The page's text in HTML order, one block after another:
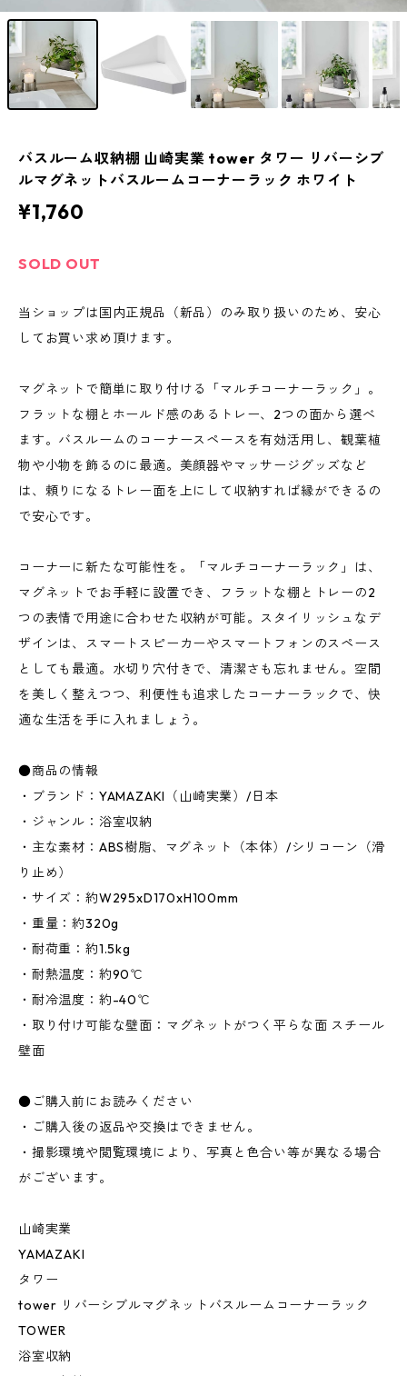
バスルーム収納棚 山崎実業 tower タワー リバーシブ
ルマグネットバスルームコーナーラック ホワイト
¥1,760
SOLD OUT
当ショップは国内正規品（新品）のみ取り扱いのため、安心
してお買い求め頂けます。
マグネットで簡単に取り付ける「マルチコーナーラック」。
フラットな棚とホールド感のあるトレー、2つの面から選べ
ます。バスルームのコーナースペースを有効活用し、観葉植
物や小物を飾るのに最適。美顔器やマッサージグッズなど
は、頼りになるトレー面を上にして収納すれば縁ができるの
で安心です。
コーナーに新たな可能性を。「マルチコーナーラック」は、
マグネットでお手軽に設置でき、フラットな棚とトレーの2
つの表情で用途に合わせた収納が可能。スタイリッシュなデ
ザインは、スマートスピーカーやスマートフォンのスペース
としても最適。水切り穴付きで、清潔さも忘れません。空間
を美しく整えつつ、利便性も追求したコーナーラックで、快
適な生活を手に入れましょう。
●商品の情報
・ブランド：YAMAZAKI（山崎実業）/日本
・ジャンル：浴室収納
・主な素材：ABS樹脂、マグネット（本体）/シリコーン（滑
り止め）
・サイズ：約W295xD170xH100mm
・重量：約320g
・耐荷重：約1.5kg
・耐熱温度：約90℃
・耐冷温度：約-40℃
・取り付け可能な壁面：マグネットがつく平らな面 スチール
壁面
●ご購入前にお読みください
・ご購入後の返品や交換はできません。
・撮影環境や閲覧環境により、写真と色合い等が異なる場合
がございます。
山崎実業
YAMAZAKI
タワー
tower リバーシブルマグネットバスルームコーナーラック
TOWER
浴室収納